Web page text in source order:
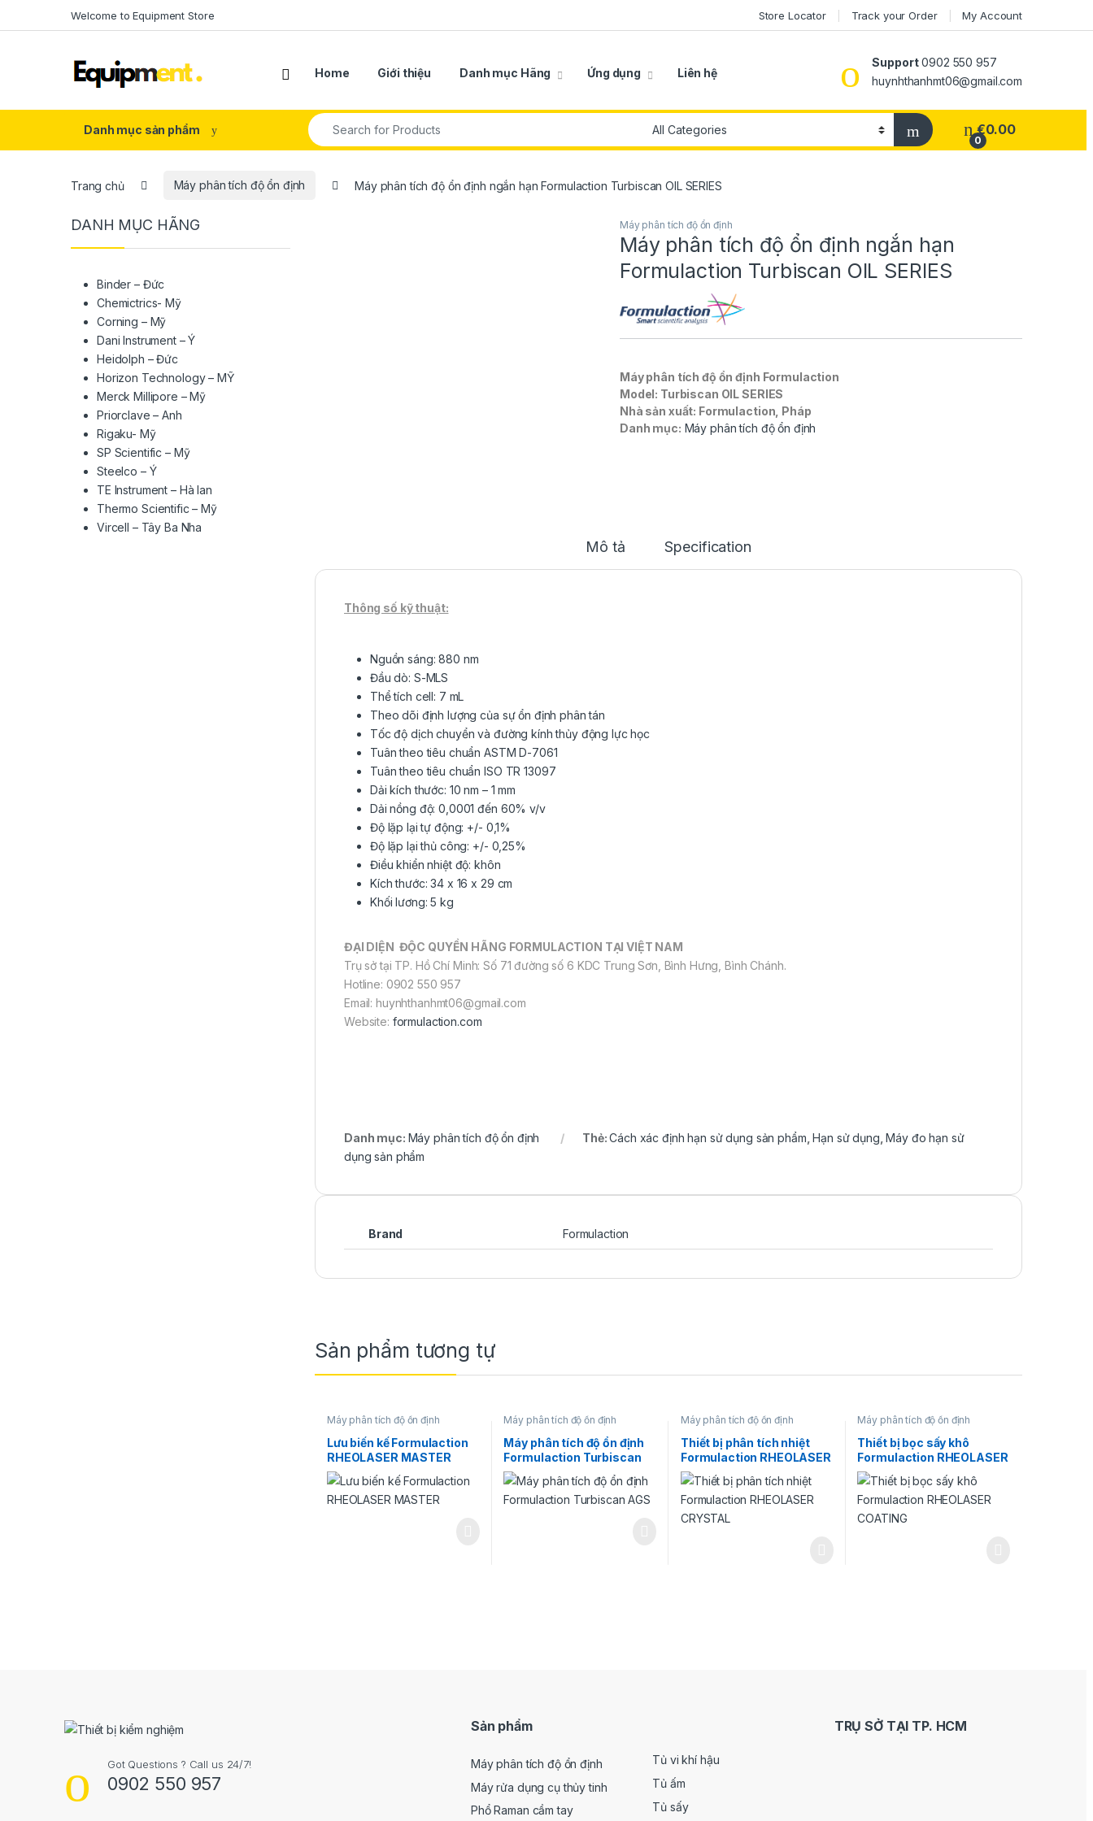
Welcome to Equipment Store Store Locator Track your Order My Account
Home Giới thiệu Danh mục Hãng Ứng dụng Liên hệ
Support0902 550 957
huynhthanhmt06@gmail.com
Danh mục sản phẩm
Search for:
0
€0.00
Trang chủ Máy phân tích độ ổn định Máy phân tích độ ổn định ngắn hạn Formulaction Turbiscan OIL SERIES
Máy phân tích độ ổn định
Máy phân tích độ ổn định ngắn hạn
Formulaction Turbiscan OIL SERIES
Máy phân tích độ ổn định Formulaction
Model: Turbiscan OIL SERIES
Nhà sản xuất: Formulaction, Pháp
Danh mục: Máy phân tích độ ổn định
Mô tả Specification
Thông số kỹ thuật:
Nguồn sáng: 880 nm
Đầu dò: S-MLS
Thể tích cell: 7 mL
Theo dõi định lượng của sự ổn định phân tán
Tốc độ dịch chuyển và đường kính thủy động lực học
Tuân theo tiêu chuẩn ASTM D-7061
Tuân theo tiêu chuẩn ISO TR 13097
Dải kích thước: 10 nm – 1 mm
Dải nồng độ: 0,0001 đến 60% v/v
Độ lặp lại tự động: +/- 0,1%
Độ lặp lại thủ công: +/- 0,25%
Điều khiển nhiệt độ: khôn
Kích thước: 34 x 16 x 29 cm
Khối lương: 5 kg
ĐẠI DIỆN ĐỘC QUYỀN HÃNG FORMULACTION TẠI VIỆT NAM
Trụ sở tại TP. Hồ Chí Minh: Số 71 đường số 6 KDC Trung Sơn, Bình Hưng, Bình Chánh.
Hotline: 0902 550 957
Email: huynhthanhmt06@gmail.com
Website: formulaction.com
Danh mục: Máy phân tích độ ổn định Thẻ:Cách xác định hạn sử dụng sản phẩm ,Hạn sử dụng ,Máy đo hạn sử
dụng sản phẩm
Brand Formulaction
Sản phẩm tương tự
Máy phân tích độ ổn định
Lưu biến kế Formulaction
RHEOLASER MASTER
Máy phân tích độ ổn định
Máy phân tích độ ổn định
Formulaction Turbiscan
AGS
Máy phân tích độ ổn định
Thiết bị phân tích nhiệt
Formulaction RHEOLASER
CRYSTAL
Máy phân tích độ ổn định
Thiết bị bọc sấy khô
Formulaction RHEOLASER
COATING
DANH MỤC HÃNG
Binder – Đức
Chemictrics- Mỹ
Corning – Mỹ
Dani Instrument – Ý
Heidolph – Đức
Horizon Technology – MỸ
Merck Millipore – Mỹ
Priorclave – Anh
Rigaku- Mỹ
SP Scientific – Mỹ
Steelco – Ý
TE Instrument – Hà lan
Thermo Scientific – Mỹ
Vircell – Tây Ba Nha
Got Questions ? Call us 24/7!
0902 550 957
Sản phẩm
Máy phân tích độ ổn định
Máy rửa dụng cụ thủy tinh
Phổ Raman cầm tay
Tủ vi khí hậu
Tủ ấm
Tủ sấy
TRỤ SỞ TẠI TP. HCM